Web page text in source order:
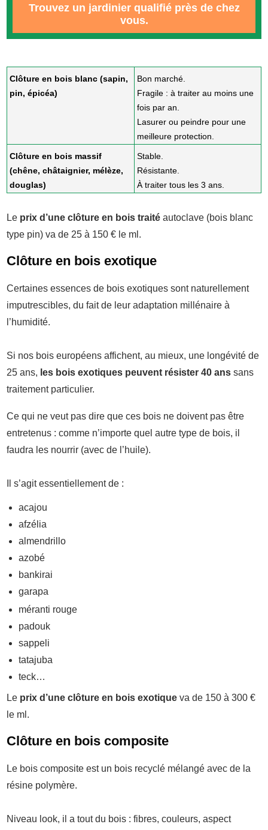
Trouvez un jardinier qualifié près de chez
vous.
Clôture en bois blanc (sapin,
pin, épicéa)
Bon marché.
Fragile : à traiter au moins une
fois par an.
Lasurer ou peindre pour une
meilleure protection.
Clôture en bois massif
(chêne, châtaignier, mélèze,
douglas)
Stable.
Résistante.
À traiter tous les 3 ans.
Le prix d’une clôture en bois traité autoclave (bois blanc
type pin) va de 25 à 150 € le ml.
Clôture en bois exotique
Certaines essences de bois exotiques sont naturellement
imputrescibles, du fait de leur adaptation millénaire à
l’humidité.
Si nos bois européens affichent, au mieux, une longévité de
25 ans, les bois exotiques peuvent résister 40 ans sans
traitement particulier.
Ce qui ne veut pas dire que ces bois ne doivent pas être
entretenus : comme n’importe quel autre type de bois, il
faudra les nourrir (avec de l’huile).
Il s’agit essentiellement de :
acajou
afzélia
almendrillo
azobé
bankirai
garapa
méranti rouge
padouk
sappeli
tatajuba
teck…
Le prix d’une clôture en bois exotique va de 150 à 300 €
le ml.
Clôture en bois composite
Le bois composite est un bois recyclé mélangé avec de la
résine polymère.
Niveau look, il a tout du bois : fibres, couleurs, aspect